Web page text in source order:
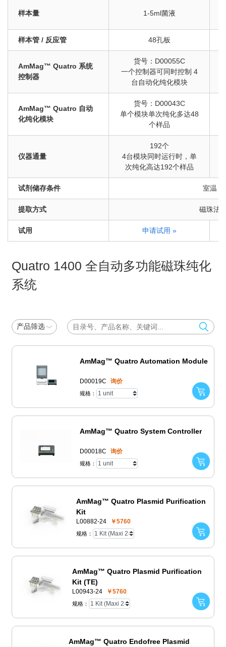
样本量 1-5ml菌液
样本管 / 反应管 48孔板
AmMag™ Quatro 系统
控制器
货号：D00055C
一个控制器可同时控制 4
台自动化纯化模块
AmMag™ Quatro 自动
化纯化模块
货号：D00043C
单个模块单次纯化多达48
个样品
仪器通量
192个
4台模块同时运行时，单
次纯化高达192个样品
试剂储存条件 室温
提取方式 磁珠法
试用 申请试用 »
Quatro 1400 全自动多功能磁珠纯化
系统
产品筛选
AmMag™ Quatro Automation Module
D00019C 询价
规格：
AmMag™ Quatro System Controller
D00018C 询价
规格：
AmMag™ Quatro Plasmid Purification
Kit
L00882-24 ￥5760
规格：
AmMag™ Quatro Plasmid Purification
Kit (TE)
L00943-24 ￥5760
规格：
AmMag™ Quatro Endofree Plasmid